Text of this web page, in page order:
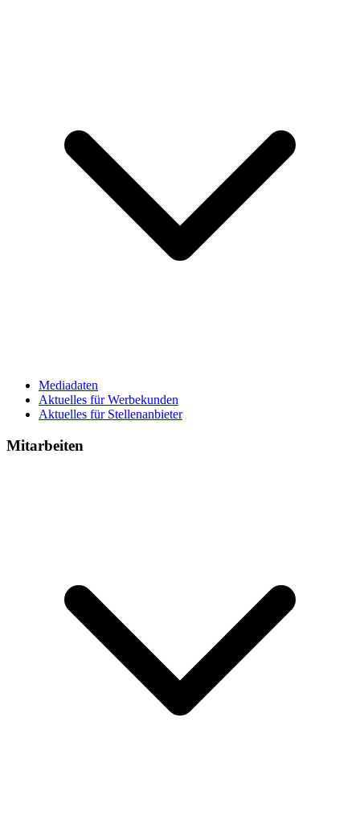
Mediadaten
Aktuelles für Werbekunden
Aktuelles für Stellenanbieter
Mitarbeiten